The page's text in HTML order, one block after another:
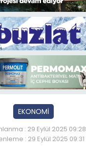
EKONOMİ
: 29 Eylül 2025 09:28
: 29 Eylül 2025 09:31